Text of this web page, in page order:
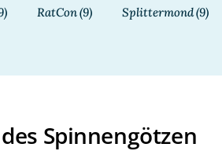
RatCon(9) Splittermond(9)
Spinnengötzen